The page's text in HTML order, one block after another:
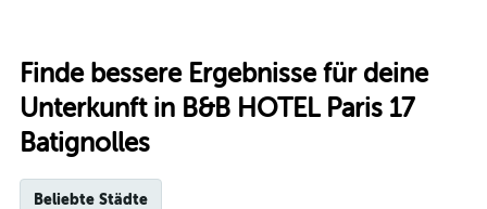
Finde bessere Ergebnisse für deine
Unterkunft in B&B HOTEL Paris 17
Batignolles
Beliebte Städte